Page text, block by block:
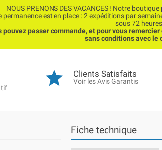
NOUS PRENONS DES VACANCES ! Notre
permanence est en place : 2 expéditions par
sous 72
pouvez passer commande, et pour vous remercier
sans conditions avec le
Clients Satisfaits
Voir les Avis Garantis
Fiche technique